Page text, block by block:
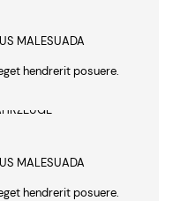
MALESUADA
hendrerit posuere.
MALESUADA
hendrerit posuere.